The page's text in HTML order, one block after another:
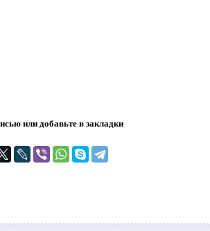
или добавьте в закладки